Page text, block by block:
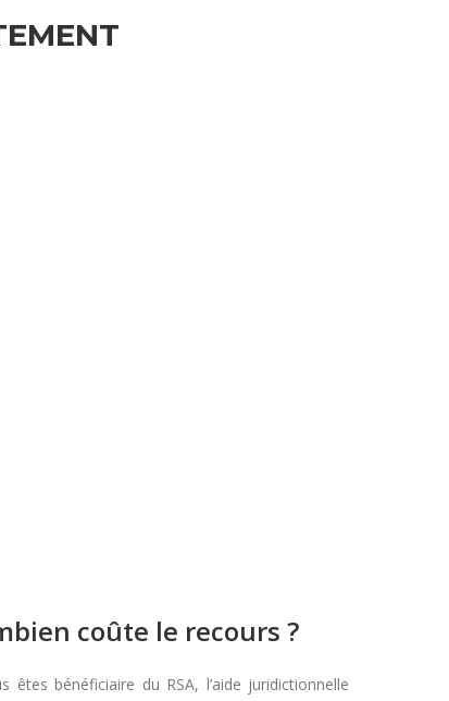
coûte le recours ?
êtes bénéficiaire du RSA, l’aide juridictionnelle